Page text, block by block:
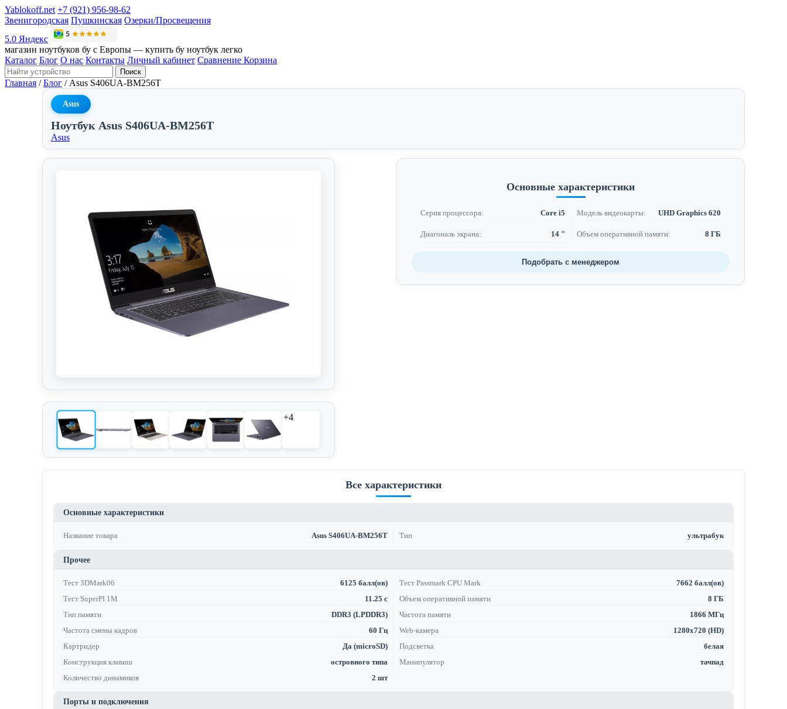
Yablokoff.net +7 (921) 956-98-62
Звенигородская Пушкинская Озерки/Просвещения
5.0 Яндекс
магазин ноутбуков бу с Европы — купить бу ноутбук легко
Каталог Блог О нас Контакты Личный кабинет Сравнение Корзина
Поиск
Главная / Блог / Asus S406UA-BM256T
Asus
Ноутбук Asus S406UA-BM256T
Asus
+4
Основные характеристики
Серия процессора: Core i5 Модель видеокарты: UHD Graphics 620
Диагональ экрана: 14 " Объем оперативной памяти: 8 ГБ
Подобрать с менеджером
Все характеристики
Основные характеристики
Название товара Asus S406UA-BM256T Тип ультрабук
Прочее
Тест 3DMark06 6125 балл(ов) Тест Passmark CPU Mark
7662 балл(ов)
Тест SuperPI 1M
11.25 с Объем оперативной памяти
8 ГБ
Тип памяти
DDR3 (LPDDR3) Частота памяти
1866 МГц
Частота смены кадров
60 Гц Web-камера
1280x720 (HD)
Картридер
Да (microSD) Подсветка
белая
Конструкция клавиш
островного типа Манипулятор
тачпад
Количество динамиков
2 шт
Порты и подключения